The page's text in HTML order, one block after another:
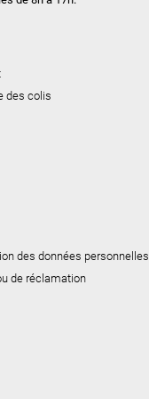
des colis
des données personnelles
de réclamation